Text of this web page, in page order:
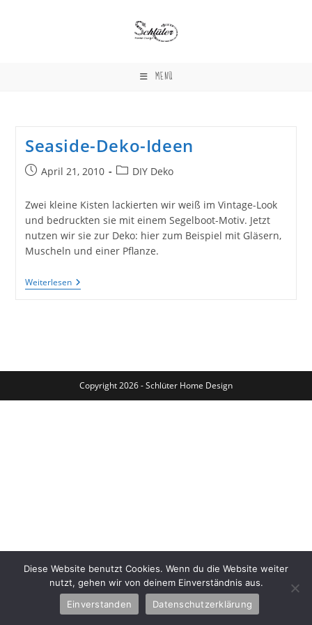
MENÜ
Seaside-Deko-Ideen
BeitragApril 21, 2010
Beitrags-
DIY Deko
Zwei kleine Kisten lackierten wir weiß im Vintage-Look
und bedruckten sie mit einem Segelboot-Motiv. Jetzt
nutzen wir sie zur Deko: hier zum Beispiel mit Gläsern,
Muscheln und einer Pflanze.
WeiterlesenSeaside-
Deko-
Copyright 2026 - Schlüter Home Design
Diese Website benutzt Cookies. Wenn du die Website weiter
nutzt, gehen wir von deinem Einverständnis aus.
Einverstanden
Datenschutzerklärung